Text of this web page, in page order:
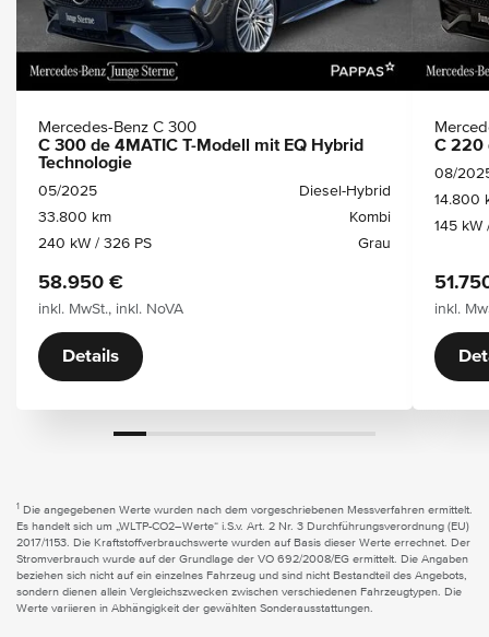
Mercedes-Benz C 300
C 300 de 4MATIC T-Modell mit EQ Hybrid
Technologie
05/2025
Diesel-Hybrid
33.800 km
Kombi
240 kW / 326 PS
Grau
58.950 €
inkl. MwSt., inkl. NoVA
Details
C 220
08/
14.800
145 kW
inkl.
1
Die angegebenen Werte wurden nach dem vorgeschriebenen Messverfahren ermittelt.
Es handelt sich um „WLTP-CO2–Werte“ i.S.v. Art. 2 Nr. 3 Durchführungsverordnung (EU)
2017/1153. Die Kraftstoffverbrauchswerte wurden auf Basis dieser Werte errechnet. Der
Stromverbrauch wurde auf der Grundlage der VO 692/2008/EG ermittelt. Die Angaben
beziehen sich nicht auf ein einzelnes Fahrzeug und sind nicht Bestandteil des Angebots,
sondern dienen allein Vergleichszwecken zwischen verschiedenen Fahrzeugtypen. Die
Werte variieren in Abhängigkeit der gewählten Sonderausstattungen.